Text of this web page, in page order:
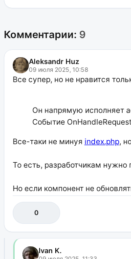
Комментарии: 9
Aleksandr Huz
09 июля 2025, 10:58
Все супер, но не нравится
Он напрямую исполняет
Событие
Все-таки не минуя index.php,
То есть, разработчикам нужно
Но если компонент не
0
Ivan K.